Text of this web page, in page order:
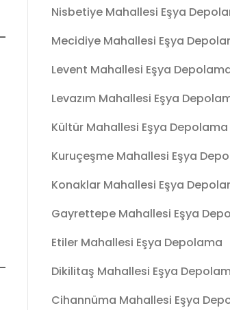
Nisbetiye Mahallesi Eşya
Mecidiye Mahallesi Eşya
Levent Mahallesi Eşya
Levazım Mahallesi Eşya
Kültür Mahallesi Eşya Depolama
Kuruçeşme Mahallesi Eşya
Konaklar Mahallesi Eşya
Gayrettepe Mahallesi Eşya
Etiler Mahallesi Eşya Depolama
Dikilitaş Mahallesi Eşya
Cihannüma Mahallesi Eşya